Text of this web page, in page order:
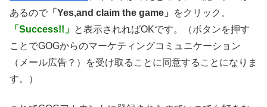
あるので 「Yes,and claim the game」
をクリック。
「Success!!」 と表示されればOKです。（ボタンを押す
ことでGOGからのマーケティングコミュニケーション
（メール広告？）を受け取ることに同意することになりま
す。）